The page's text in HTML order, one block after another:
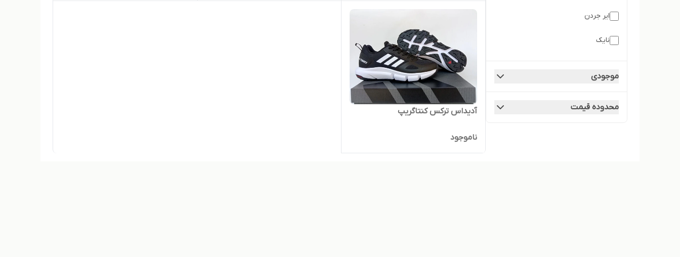
ایر جردن
نایک
موجودی
محدوده قیمت آدیداس ترکس کنتاگریپ
ناموجود